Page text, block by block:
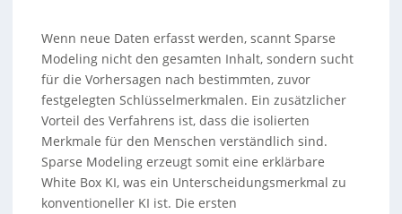
Wenn neue Daten erfasst werden, scannt Sparse
Modeling nicht den gesamten Inhalt, sondern sucht
für die Vorhersagen nach bestimmten, zuvor
festgelegten Schlüsselmerkmalen. Ein zusätzlicher
Vorteil des Verfahrens ist, dass die isolierten
Merkmale für den Menschen verständlich sind.
Sparse Modeling erzeugt somit eine erklärbare
White Box KI, was ein Unterscheidungsmerkmal zu
konventioneller KI ist. Die ersten